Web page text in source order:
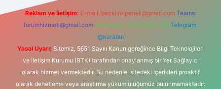
Reklam ve İletişim: E-mail: backlinkpaneli@gmail.com Teams:
forumhizmeti@gmail.com Whatsapp: 0262 606 0 726 Telegram:
@karabul
Yasal Uyarı: Sitemiz, 5651 Sayılı Kanun gereğince Bilgi Teknolojileri
ve İletişim Kurumu (BTK) tarafından onaylanmış bir Yer Sağlayıcı
olarak hizmet vermektedir. Bu nedenle, sitedeki içerikleri proaktif
olarak denetleme veya araştırma yükümlülüğümüz bulunmamaktadır.